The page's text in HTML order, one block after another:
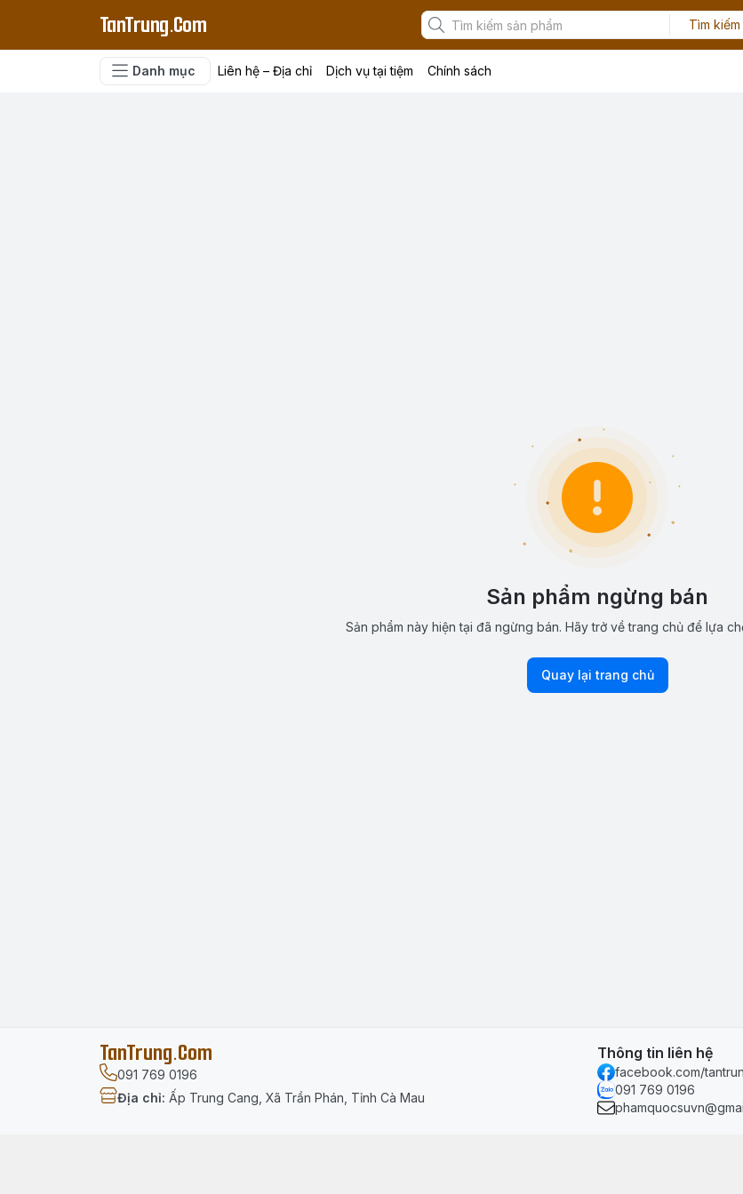
TanTrung.Com Tìm kiếm
Danh mục Liên hệ – Địa chỉ Dịch vụ tại tiệm Chính sách
Sản phẩm ngừng bán
Sản phẩm này hiện tại đã ngừng bán. Hãy trở về trang chủ để lựa
Quay lại trang chủ
TanTrung.Com
091 769 0196
Địa chỉ: Ấp Trung Cang, Xã Trần Phán, Tỉnh Cà Mau
Thông tin liên hệ
facebook.com/
091 769 0196